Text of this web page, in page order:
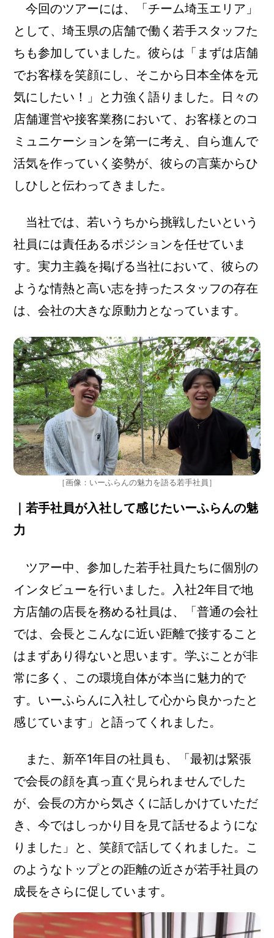
今回のツアーには、「チーム埼玉エリア」
として、埼玉県の店舗で働く若手スタッフた
ちも参加していました。彼らは「まずは店舗
でお客様を笑顔にし、そこから日本全体を元
気にしたい！」と力強く語りました。日々の
店舗運営や接客業務において、お客様とのコ
ミュニケーションを第一に考え、自ら進んで
活気を作っていく姿勢が、彼らの言葉からひ
しひしと伝わってきました。
当社では、若いうちから挑戦したいという
社員には責任あるポジションを任せていま
す。実力主義を掲げる当社において、彼らの
ような情熱と高い志を持ったスタッフの存在
は、会社の大きな原動力となっています。
［画像：いーふらんの魅力を語る若手社員］
｜若手社員が入社して感じたいーふらんの魅
力
ツアー中、参加した若手社員たちに個別の
インタビューを行いました。入社2年目で地
方店舗の店長を務める社員は、「普通の会社
では、会長とこんなに近い距離で接すること
はまずあり得ないと思います。学ぶことが非
常に多く、この環境自体が本当に魅力的で
す。いーふらんに入社して心から良かったと
感じています」と語ってくれました。
また、新卒1年目の社員も、「最初は緊張
で会長の顔を真っ直ぐ見られませんでした
が、会長の方から気さくに話しかけていただ
き、今ではしっかり目を見て話せるようにな
りました」と、笑顔で話してくれました。こ
のようなトップとの距離の近さが若手社員の
成長をさらに促しています。